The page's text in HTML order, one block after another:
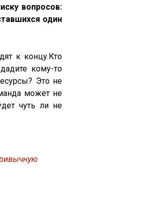
вопросов:
один
к концу.Кто
кому-то
Это не
может не
чуть ли не